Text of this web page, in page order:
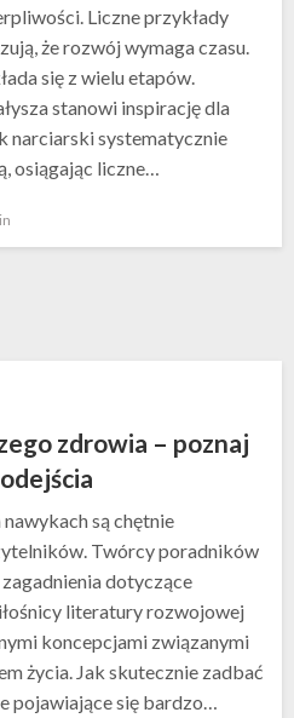
Liczne przykłady
że rozwój wymaga czasu.
się z wielu etapów.
stanowi inspirację dla
narciarski systematycznie
osiągając liczne…
zdrowia – poznaj
są chętnie
Twórcy poradników
dotyczące
literatury rozwojowej
koncepcjami związanymi
życia. Jak skutecznie zadbać
pojawiające się bardzo…